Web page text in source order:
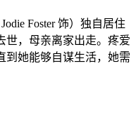
Foster 饰）独自居住
世，母亲离家出走。疼爱
到她能够自谋生活，她需